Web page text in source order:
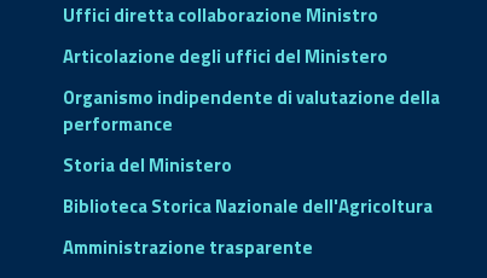
Uffici diretta collaborazione Ministro
Articolazione degli uffici del Ministero
Organismo indipendente di valutazione della
performance
Storia del Ministero
Biblioteca Storica Nazionale dell'Agricoltura
Amministrazione trasparente